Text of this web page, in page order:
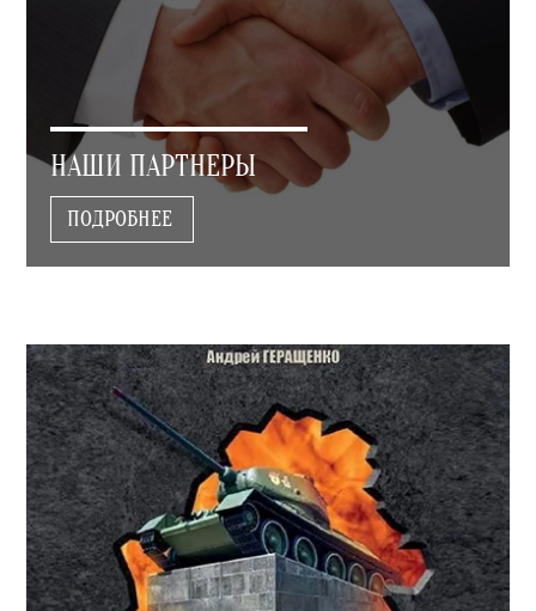
НАШИ ПАРТНЕРЫ
ПОДРОБНЕЕ